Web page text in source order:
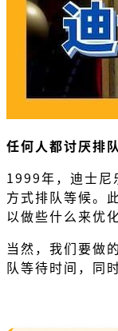
任何人都讨厌排队
1999年，迪士尼
方式排队等候。
以做些什么来优
当然，我们要做
队等待时间，同